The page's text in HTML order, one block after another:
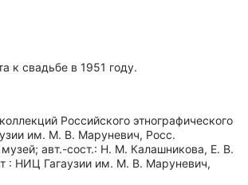
к свадьбе в 1951 году.
Российского этнографического
им. М. В. Маруневич, Росс.
авт.-сост.: Н. М. Калашникова, Е. В.
: НИЦ Гагаузии им. М. В. Маруневич,